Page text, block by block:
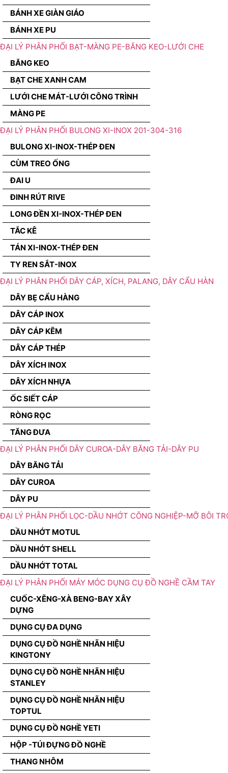
BÁNH XE GIÀN GIÁO
BÁNH XE PU
ĐẠI LÝ PHÂN PHỐI BẠT-MÀNG PE-BĂNG KEO-LƯỚI CHE
BĂNG KEO
BẠT CHE XANH CAM
LƯỚI CHE MÁT-LƯỚI CÔNG TRÌNH
MÀNG PE
ĐẠI LÝ PHÂN PHỐI BULONG XI-INOX 201-304-316
BULONG XI-INOX-THÉP ĐEN
CÙM TREO ỐNG
ĐAI U
ĐINH RÚT RIVE
LONG ĐỀN XI-INOX-THÉP ĐEN
TẮC KÊ
TÁN XI-INOX-THÉP ĐEN
TY REN SẮT-INOX
ĐẠI LÝ PHÂN PHỐI DÂY CÁP, XÍCH, PALANG, DÂY CẨU HÀN
DÂY BẸ CẨU HÀNG
DÂY CÁP INOX
DÂY CÁP KẼM
DÂY CÁP THÉP
DÂY XÍCH INOX
DÂY XÍCH NHỰA
ỐC SIẾT CÁP
RÒNG RỌC
TĂNG ĐƯA
ĐẠI LÝ PHÂN PHỐI DÂY CUROA-DÂY BĂNG TẢI-DÂY PU
DÂY BĂNG TẢI
DÂY CUROA
DÂY PU
ĐẠI LÝ PHÂN PHỐI LỌC-DẦU NHỚT CÔNG NGHIỆP-MỠ BÔI
DẦU NHỚT MOTUL
DẦU NHỚT SHELL
DẦU NHỚT TOTAL
ĐẠI LÝ PHÂN PHỐI MÁY MÓC DỤNG CỤ ĐỒ NGHỀ CẦM TAY
CUỐC-XẼNG-XÀ BENG-BAY XÂY
DỰNG
DỤNG CỤ ĐA DỤNG
DỤNG CỤ ĐỒ NGHỀ NHÃN HIỆU
KINGTONY
DỤNG CỤ ĐỒ NGHỀ NHÃN HIỆU
STANLEY
DỤNG CỤ ĐỒ NGHỀ NHÃN HIỆU
TOPTUL
DỤNG CỤ ĐỒ NGHỀ YETI
HỘP -TÚI ĐỰNG ĐỒ NGHỀ
THANG NHÔM